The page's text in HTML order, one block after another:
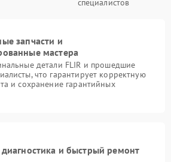
специалистов
запчасти и
мастера
детали FLIR и прошедшие
что гарантирует корректную
и сохранение гарантийных
диагностика и быстрый ремонт